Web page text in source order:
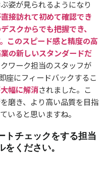
姿が見られるようになり
接訪れて初めて確認でき
スクからでも把握でき、
このスピード感と精度の高
の新しいスタンダードだ
ワーク担当のスタッフが
座にフィードバックするこ
幅に解消されました。こ
磨き、より高い品質を目指
いると思いますね。
トチェックをする担当
ください。